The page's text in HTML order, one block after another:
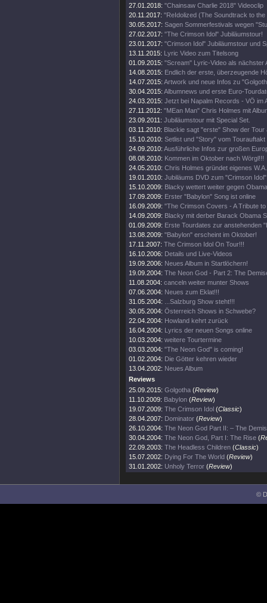
27.01.2018: "Chainsaw Charlie 2018" Videoclip
20.11.2017: "ReIdolized (The Soundtrack to the
30.05.2017: Sagen Sommerfestivals wegen
27.02.2017: "The Crimson Idol" Jubiläumstour!
23.01.2017: "Crimson Idol" Jubiläumstour und
13.11.2015: Lyric Video zum Titelsong
01.09.2015: "Scream" Lyric-Video als nächster
14.08.2015: Endlich der erste, überzeugende
14.07.2015: Artwork und neue Infos zu
30.04.2015: Albumnews und erste Euro-
24.03.2015: Jetzt bei Napalm Records - VÖ im
27.11.2012: "MEan Man" Chris Holmes mit
23.09.2011: Jubiläumstour mit Special Set.
03.11.2010: Blackie sagt "erste" Show der Tour
15.10.2010: Setlist und "Story" vom Tourauftakt
24.09.2010: Ausführliche Infos zur großen
08.08.2010: Kommen im Oktober nach Wörgl!!!
24.05.2010: Chris Holmes gründet eigenes
19.01.2010: Jubiläums DVD zum "Crimson
15.10.2009: Blacky wettert weiter gegen
17.09.2009: Erster "Babylon" Song ist online
16.09.2009: "The Crimson Covers - A Tribute to
14.09.2009: Blacky mit derber Barack Obama
01.09.2009: Erste Tourdates zur anstehenden
13.08.2009: "Babylon" erscheint im Oktober!
17.11.2007: The Crimson Idol On Tour!!!
16.10.2006: Details und Live-Videos
19.09.2006: Neues Album in Startlöchern!
19.09.2004: The Neon God - Part 2: The
11.08.2004: canceln weiter munter Shows
07.06.2004: Neues zum Eklat!!!
31.05.2004:
...Salzburg Show steht!!!
30.05.2004: Österreich Shows in Schwebe?
22.04.2004: Howland kehrt zurück
16.04.2004: Lyrics der neuen Songs online
10.03.2004: weitere Tourtermine
03.03.2004: "The Neon God" is coming!
01.02.2004: Die Götter kehren wieder
13.04.2002: Neues Album
Reviews
25.09.2015: Golgotha (Review)
11.10.2009: Babylon (Review)
19.07.2009: The Crimson Idol (Classic)
28.04.2007: Dominator (Review)
26.10.2004: The Neon God Part II: – The
30.04.2004: The Neon God, Part I: The Rise (
22.09.2003: The Headless Children (Classic)
15.07.2002: Dying For The World (Review)
31.01.2002: Unholy Terror (Review)
©